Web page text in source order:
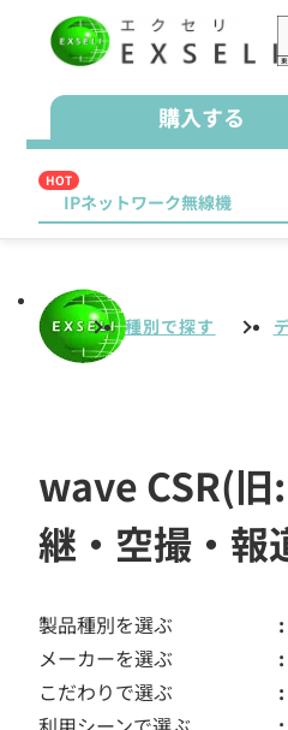
購入する
HOT
IPネットワーク無線機
種別で探す
wave CSR(
継・空撮・報
製品種別を選ぶ
メーカーを選ぶ
こだわりで選ぶ